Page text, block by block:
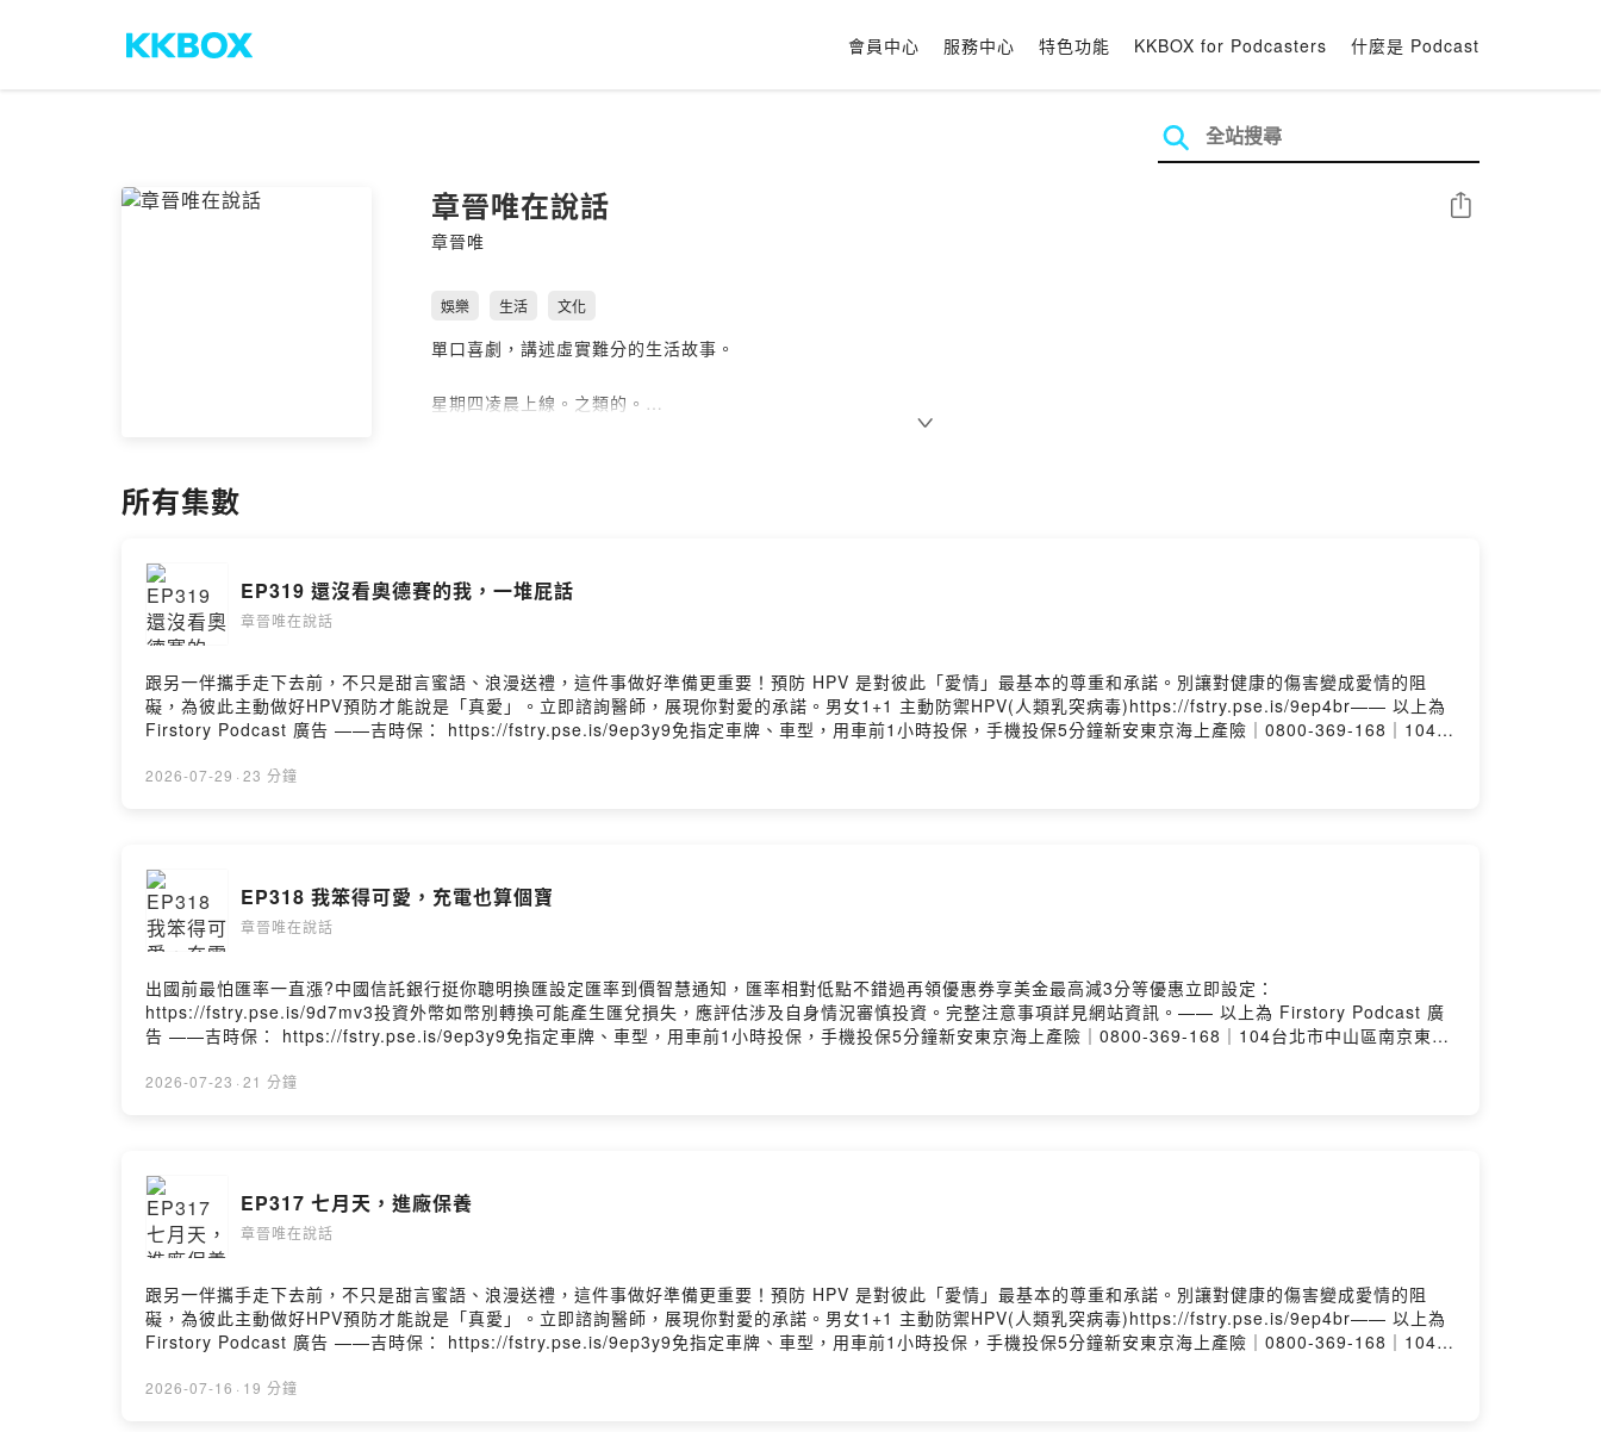
會員中心 服務中心 特色功能 KKBOX for Podcasters 什麼是 Podcast
章晉唯在說話
章晉唯
分享
娛樂 生活 文化
單口喜劇，講述虛實難分的生活故事。
星期四凌晨上線。之類的。
所有集數
EP319 還沒看奧德賽的我，一堆屁話
章晉唯在說話
跟另一伴攜手走下去前，不只是甜言蜜語、浪漫送禮，這件事做好準備更重要！預防 HPV 是對彼此「愛情」最基本的尊重和承諾。別讓對健康的傷害變成愛情的阻
礙，為彼此主動做好HPV預防才能說是「真愛」。立即諮詢醫師，展現你對愛的承諾。男女1+1 主動防禦HPV(人類乳突病毒)https://fstry.pse.is/9ep4br—— 以上為
Firstory Podcast 廣告 ——吉時保： https://fstry.pse.is/9ep3y9免指定車牌、車型，用車前1小時投保，手機投保5分鐘新安東京海上產險｜0800-369-168｜104台
我你對這一集的想法： https://open.firstory.me/user/ckcukne4enmbk0972qanhue6u/comments有什麼問題歡迎留言Firstory：
2026-07-29 · 23 分鐘
EP318 我笨得可愛，充電也算個寶
章晉唯在說話
出國前最怕匯率一直漲?中國信託銀行挺你聰明換匯設定匯率到價智慧通知，匯率相對低點不錯過再領優惠券享美金最高減3分等優惠立即設定：
https://fstry.pse.is/9d7mv3投資外幣如幣別轉換可能產生匯兌損失，應評估涉及自身情況審慎投資。完整注意事項詳見網站資訊。—— 以上為 Firstory Podcast 廣
告 ——吉時保： https://fstry.pse.is/9ep3y9免指定車牌、車型，用車前1小時投保，手機投保5分鐘新安東京海上產險｜0800-369-168｜104台北市中山區南京東路
https://open.firstory.me/user/ckcukne4enmbk0972qanhue6u/comments有什麼問題歡迎留言Firstory：https://open.firstory.me/user/chjnweiYT：
2026-07-23 · 21 分鐘
EP317 七月天，進廠保養
章晉唯在說話
跟另一伴攜手走下去前，不只是甜言蜜語、浪漫送禮，這件事做好準備更重要！預防 HPV 是對彼此「愛情」最基本的尊重和承諾。別讓對健康的傷害變成愛情的阻
礙，為彼此主動做好HPV預防才能說是「真愛」。立即諮詢醫師，展現你對愛的承諾。男女1+1 主動防禦HPV(人類乳突病毒)https://fstry.pse.is/9ep4br—— 以上為
Firstory Podcast 廣告 ——吉時保： https://fstry.pse.is/9ep3y9免指定車牌、車型，用車前1小時投保，手機投保5分鐘新安東京海上產險｜0800-369-168｜104台
訴我你對這一集的想法： https://open.firstory.me/user/ckcukne4enmbk0972qanhue6u/comments有什麼問題歡迎留言Firstory：
2026-07-16 · 19 分鐘